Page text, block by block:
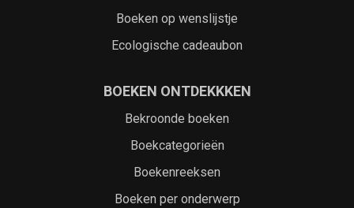
Boeken op wenslijstje
Ecologische cadeaubon
BOEKEN ONTDEKKKEN
Bekroonde boeken
Boekcategorieën
Boekenreeksen
Boeken per onderwerp